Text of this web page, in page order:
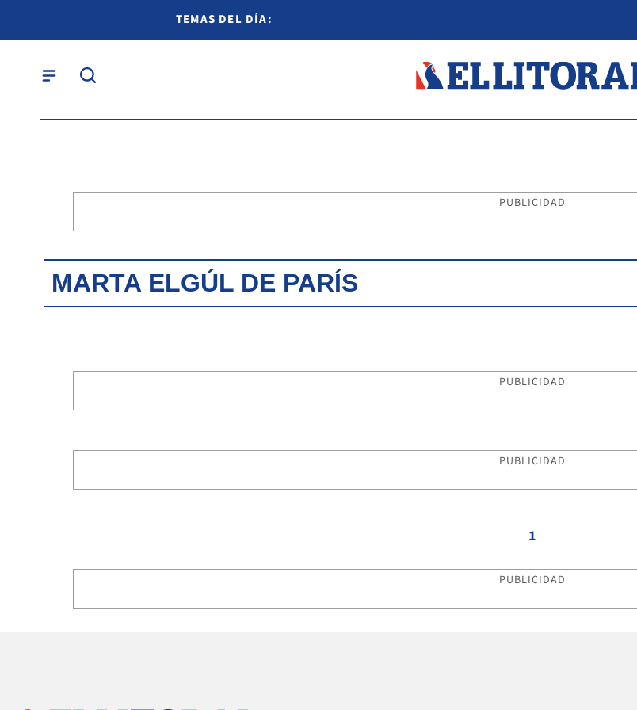
TEMAS DEL DÍA:
PUBLICIDAD
MARTA ELGÚL DE PARÍS
PUBLICIDAD
PUBLICIDAD
1
PUBLICIDAD